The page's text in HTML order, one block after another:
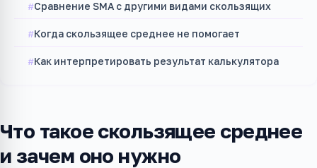
Сравнение SMA с другими видами скользящих
Когда скользящее среднее не помогает
Как интерпретировать результат калькулятора
Что такое скользящее среднее
и зачем оно нужно